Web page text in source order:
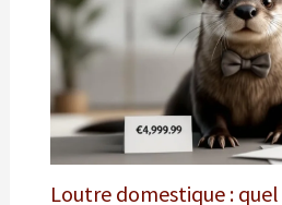
Loutre domestique :